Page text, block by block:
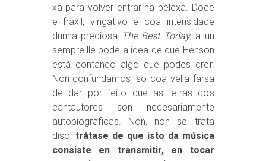
xa para volver entrar na pelexa. Doce
e fráxil, vingativo e coa intensidade
dunha preciosa The Best Today, a un
sempre lle pode a idea de que Henson
está contando algo que podes crer.
Non confundamos iso coa vella farsa
de dar por feito que as letras dos
cantautores son necesariamente
autobiográficas. Non, non se trata
diso, trátase de que isto da música
consiste en transmitir, en tocar